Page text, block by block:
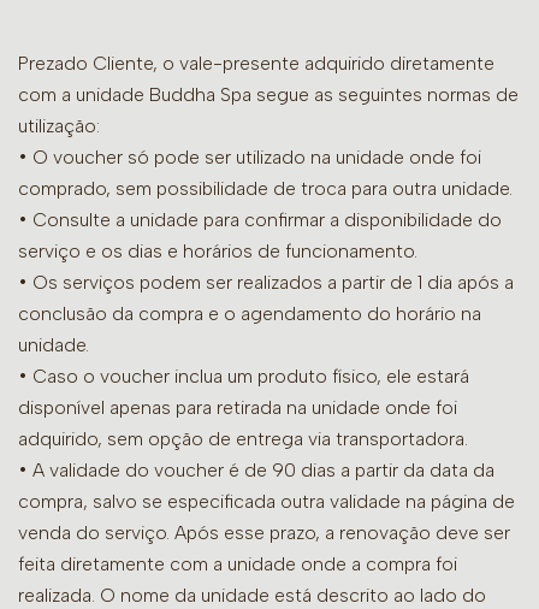
Prezado Cliente, o vale-presente adquirido diretamente
com a unidade Buddha Spa segue as seguintes normas de
utilização:
• O voucher só pode ser utilizado na unidade onde foi
comprado, sem possibilidade de troca para outra unidade.
• Consulte a unidade para confirmar a disponibilidade do
serviço e os dias e horários de funcionamento.
• Os serviços podem ser realizados a partir de 1 dia após a
conclusão da compra e o agendamento do horário na
unidade.
• Caso o voucher inclua um produto físico, ele estará
disponível apenas para retirada na unidade onde foi
adquirido, sem opção de entrega via transportadora.
• A validade do voucher é de 90 dias a partir da data da
compra, salvo se especificada outra validade na página de
venda do serviço. Após esse prazo, a renovação deve ser
feita diretamente com a unidade onde a compra foi
realizada. O nome da unidade está descrito ao lado do